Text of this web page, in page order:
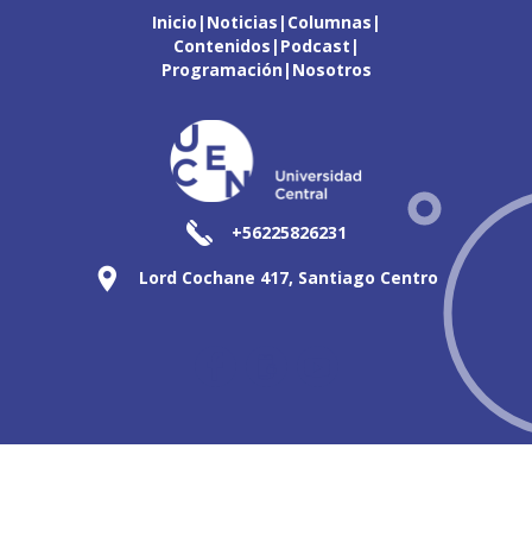
Inicio Noticias Columnas
Contenidos Podcast
Programación Nosotros
+56225826231
Lord Cochane 417, Santiago Centro